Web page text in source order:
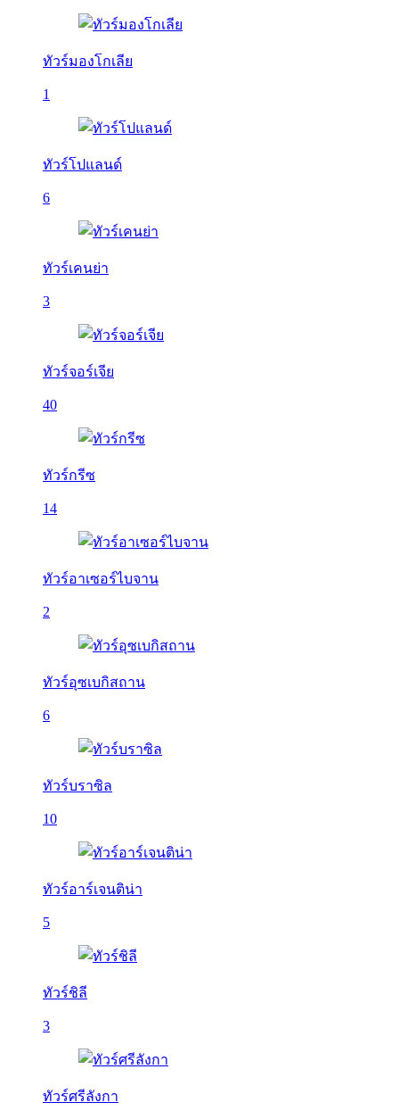
ทัวร์มองโกเลีย
1
ทัวร์โปแลนด์
6
ทัวร์เคนย่า
3
ทัวร์จอร์เจีย
40
ทัวร์กรีซ
14
ทัวร์อาเซอร์ไบจาน
2
ทัวร์อุซเบกิสถาน
6
ทัวร์บราซิล
10
ทัวร์อาร์เจนติน่า
5
ทัวร์ชิลี
3
ทัวร์ศรีลังกา